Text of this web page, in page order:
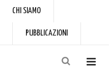
CHI SIAMO
PUBBLICAZIONI